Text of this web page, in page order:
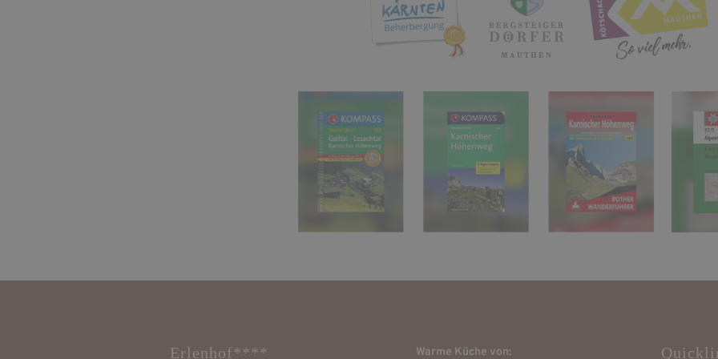
Erlenhof**** Warme Küche von: